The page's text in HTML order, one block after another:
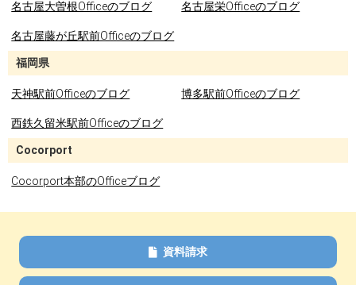
名古屋大曽根Officeのブログ 名古屋栄Officeのブログ
名古屋藤が丘駅前Officeのブログ
福岡県
天神駅前Officeのブログ 博多駅前Officeのブログ
西鉄久留米駅前Officeのブログ
Cocorport
Cocorport本部のOfficeブログ
資料請求